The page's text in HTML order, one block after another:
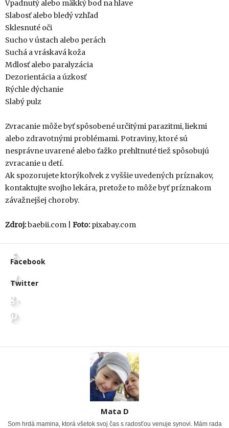
Vpadnutý alebo mäkký bod na hlave
Slabosť alebo bledý vzhľad
Sklesnuté oči
Sucho v ústach alebo perách
Suchá a vráskavá koža
Mdlosť alebo paralyzácia
Dezorientácia a úzkosť
Rýchle dýchanie
Slabý pulz
Zvracanie môže byť spôsobené určitými parazitmi, liekmi
alebo zdravotnými problémami. Potraviny, ktoré sú
nesprávne uvarené alebo ťažko prehltnuté tiež spôsobujú
zvracanie u detí.
Ak spozorujete ktorýkoľvek z vyššie uvedených príznakov,
kontaktujte svojho lekára, pretože to môže byť príznakom
závažnejšej choroby.
Zdroj:baebii.com | Foto:pixabay.com
Facebook
Twitter
Mata D
Som hrdá mamina, ktorá všetok svoj čas s radosťou venuje synovi. Mám rada